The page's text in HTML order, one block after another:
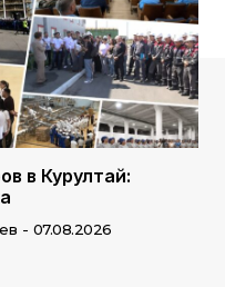
в Курултай:
- 07.08.2026